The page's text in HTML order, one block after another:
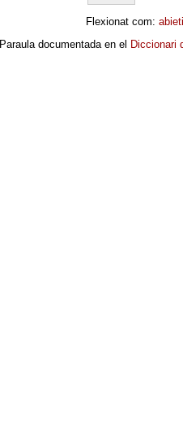
Flexionat com:
Paraula documentada en el Diccionari